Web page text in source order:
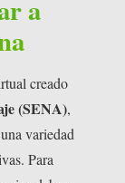
a
creado
(SENA),
variedad
Para